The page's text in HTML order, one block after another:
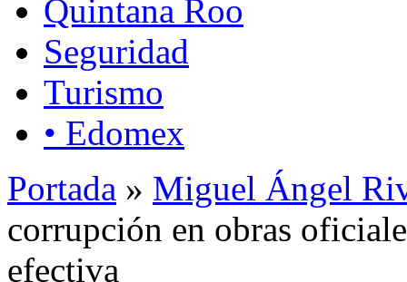
Quintana Roo
Seguridad
Turismo
• Edomex
Portada » Miguel Ángel
corrupción en obras
efectiva